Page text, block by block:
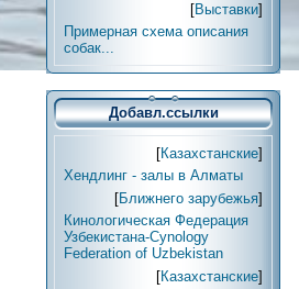
[Выставки]
Примерная схема описания
собак...
Добавл.ссылки
[Казахстанские]
Хендлинг - залы в Алматы
[Ближнего зарубежья]
Кинологическая Федерация
Узбекистана-Cynology
Federation of Uzbekistan
[Казахстанские]